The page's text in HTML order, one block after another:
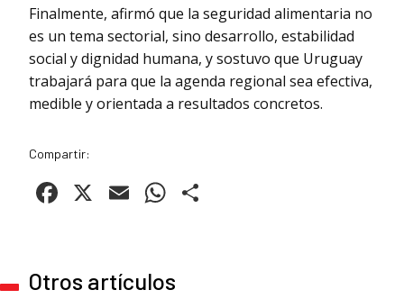
Finalmente, afirmó que la seguridad alimentaria no
es un tema sectorial, sino desarrollo, estabilidad
social y dignidad humana, y sostuvo que Uruguay
trabajará para que la agenda regional sea efectiva,
medible y orientada a resultados concretos.
Compartir:
Facebook
X EmailWhatsApp
Otros artículos